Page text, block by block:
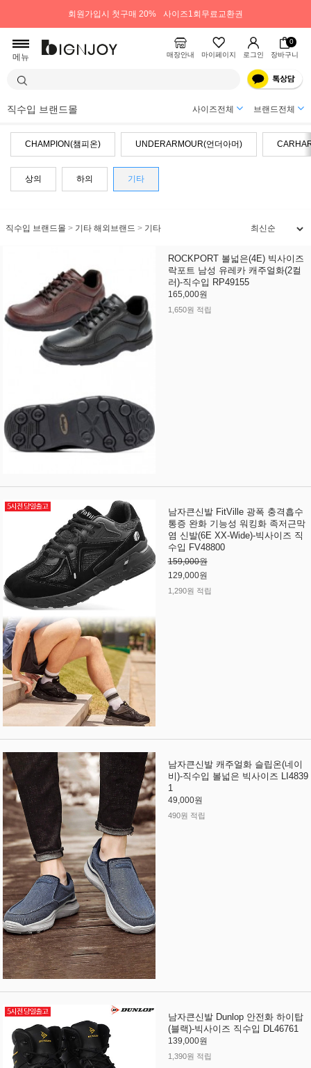
회원가입시 첫구매 20% 사이즈1회무료교환권
메뉴 매장안내 마이페이지 로그인
0
장바구니
직수입 브랜드몰 사이즈전체 브랜드전체
CHAMPION(챔피온) UNDERARMOUR(언더아머)
상의 하의 기타
직수입 브랜드몰 > 기타 해외브랜드 > 기타
ROCKPORT 볼넓은(4E) 빅사이즈
락포트 남성 유레카 캐주얼화(2컬
러)-직수입 RP49155
165,000원
1,650원 적립
남자큰신발 FitVille 광폭 충격흡수
통증 완화 기능성 워킹화 족저근막
염 신발(6E XX-Wide)-빅사이즈 직
수입 FV48800
159,000원
129,000원
1,290원 적립
남자큰신발 캐주얼화 슬립온(네이
비)-직수입 볼넓은 빅사이즈 LI4839
1
49,000원
490원 적립
남자큰신발 Dunlop 안전화 하이탑
(블랙)-빅사이즈 직수입 DL46761
139,000원
1,390원 적립